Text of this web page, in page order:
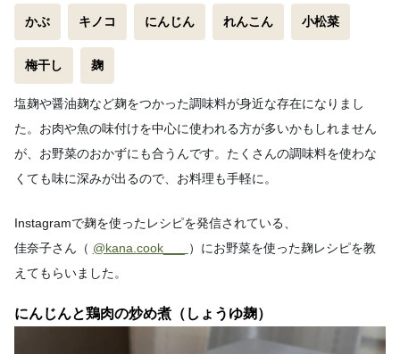
かぶ キノコ にんじん れんこん 小松菜
梅干し 麹
塩麹や醤油麹など麹をつかった調味料が身近な存在になりまし
た。お肉や魚の味付けを中心に使われる方が多いかもしれません
が、お野菜のおかずにも合うんです。たくさんの調味料を使わな
くても味に深みが出るので、お料理も手軽に。
Instagramで麹を使ったレシピを発信されている、
佳奈子さん（ @kana.cook___
）にお野菜を使った麹レシピを教
えてもらいました。
にんじんと鶏肉の炒め煮（しょうゆ麹）